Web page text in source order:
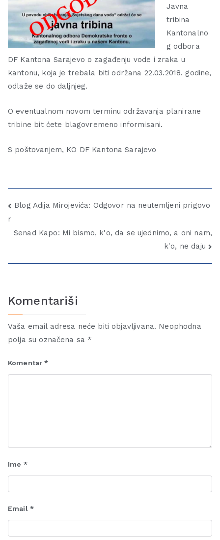
Javna
tribina
Kantonalno
g odbora
DF Kantona Sarajevo o zagađenju vode i zraka u
kantonu, koja je trebala biti održana 22.03.2018. godine,
odlaže se do daljnjeg.
O eventualnom novom terminu održavanja planirane
tribine bit ćete blagovremeno informisani.
S poštovanjem, KO DF Kantona Sarajevo
Blog Adija Mirojevića: Odgovor na neutemljeni prigovo
r
Senad Kapo: Mi bismo, k'o, da se ujednimo, a oni nam,
k'o, ne daju
Komentariši
Vaša email adresa neće biti objavljivana. Neophodna
polja su označena sa *
Komentar*
Ime *
Email *